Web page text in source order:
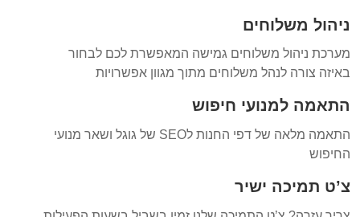
ניהול משלוחים
מערכת ניהול משלוחים גמישה המאפשרת לכם לבחור
באיזה צורה לנהל משלוחים מתוך מגוון אפשרויות
התאמה למנועי חיפוש
התאמה מלאה של דפי החנות לSEO של גוגל ושאר מנועי
החיפוש
צ’ט תמיכה ישיר